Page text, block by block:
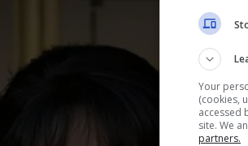
Your
(cookies,
accessed
site. We
partners.